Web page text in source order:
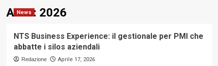
Anno: 2026
News
NTS Business Experience: il gestionale per PMI che
abbatte i silos aziendali
Redazione Aprile 17, 2026